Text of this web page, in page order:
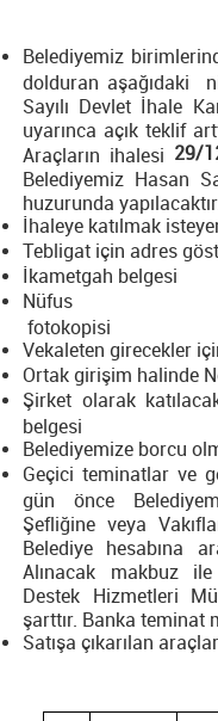
Belediyemiz
dolduran aşağıdaki
Sayılı Devlet İhale
uyarınca açık teklif
Araçların ihalesi 29/
Belediyemiz Hasan
huzurunda
İhaleye katılmak
Tebligat için adres
İkametgah belgesi
Vekaleten girecekler
Ortak girişim halinde
Şirket olarak
belgesi
Belediyemize borcu
Geçici teminatlar ve
gün önce
Şefliğine veya
Belediye hesabına
Alınacak makbuz
Destek Hizmetleri
şarttır. Banka teminat
Satışa çıkarılan